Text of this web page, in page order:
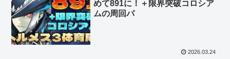
めて891に！＋限界突破コロシア
ムの周回パ
2026.03.24